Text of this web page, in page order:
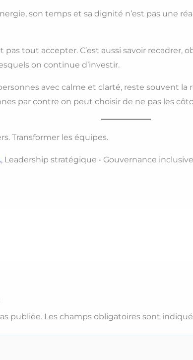
son temps et sa dignité n’est pas une
pas tout accepter. C’est aussi savoir recadrer,
on continue d’investir.
avec calme et clarté, reste souvent
par contre on peut choisir de ne pas les
Transformer les équipes.
, Leadership stratégique • Gouvernance
publiée. Les champs obligatoires sont